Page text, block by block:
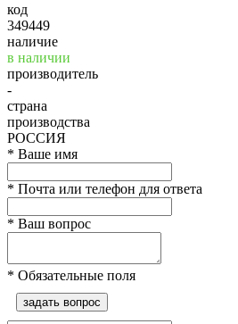
код
349449
наличие
в наличии
производитель
-
страна
производства
РОССИЯ
* Ваше имя
* Почта или телефон для ответа
* Ваш вопрос
* Обязательные поля
задать вопрос